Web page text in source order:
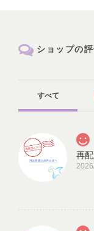
ショップの
すべて
再